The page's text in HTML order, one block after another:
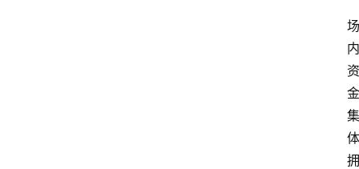
场
内
资
金
集
体
拥